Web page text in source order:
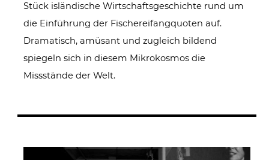
Stück isländische Wirtschaftsgeschichte rund um
die Einführung der Fischereifangquoten auf.
Dramatisch, amüsant und zugleich bildend
spiegeln sich in diesem Mikrokosmos die
Missstände der Welt.